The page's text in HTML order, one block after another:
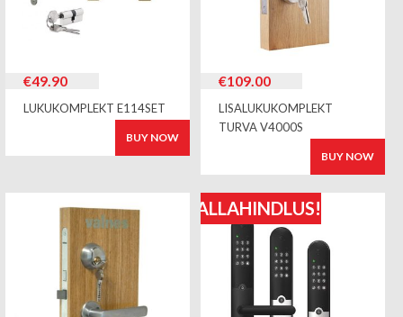
€49.90
LUKUKOMPLEKT E114SET
BUY NOW
€109.00
LISALUKUKOMPLEKT
TURVA V4000S
BUY NOW
ALLAHINDLUS!